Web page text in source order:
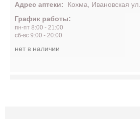
Адрес аптеки:
Кохма, Ивановская
График работы:
пн-пт 8:00 - 21:00
сб-вс 9:00 - 20:00
нет в наличии